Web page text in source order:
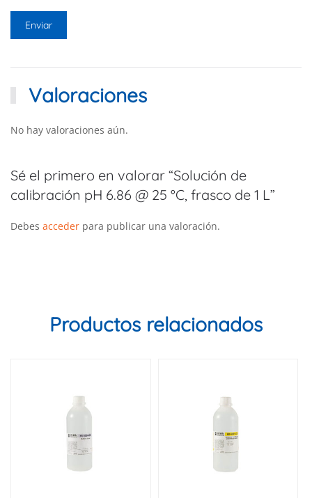
Valoraciones
No hay valoraciones aún.
Sé el primero en valorar “Solución de
calibración pH 6.86 @ 25 °C, frasco de 1 L”
Debes acceder para publicar una valoración.
Productos relacionados